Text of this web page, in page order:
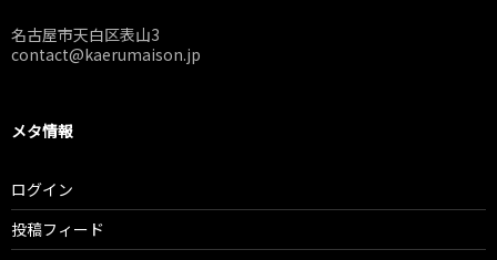
名古屋市天白区表山3
contact@kaerumaison.jp
メタ情報
ログイン
投稿フィード